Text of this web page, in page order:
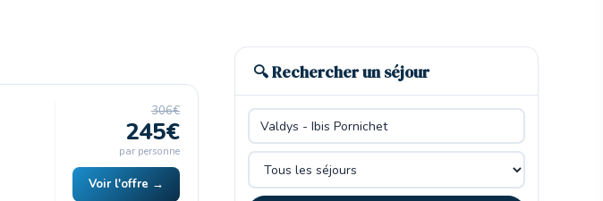
306€
245€
par personne
Voir l'offre →
🔍 Rechercher un séjour